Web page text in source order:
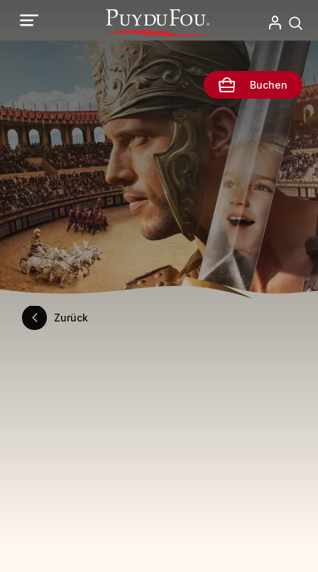
zum
Inhalt
Buchen
Zurück